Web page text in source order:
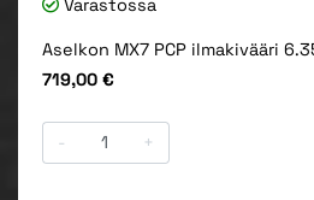
Aselkon MX7 PCP ilmakivääri
Hinta
719,00 €
- +